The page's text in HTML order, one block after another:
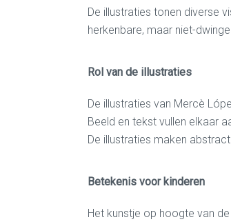
De illustraties tonen diverse
herkenbare, maar niet-
Rol van de illustraties
De illustraties van Mercè
Beeld en tekst vullen elkaar
De illustraties maken
Betekenis voor kinderen
Het kunstje op hoogte van